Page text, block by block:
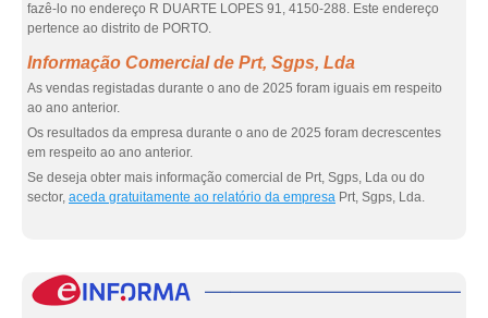
fazê-lo no endereço R DUARTE LOPES 91, 4150-288. Este endereço
pertence ao distrito de PORTO.
Informação Comercial de Prt, Sgps, Lda
As vendas registadas durante o ano de 2025 foram iguais em respeito
ao ano anterior.
Os resultados da empresa durante o ano de 2025 foram decrescentes
em respeito ao ano anterior.
Se deseja obter mais informação comercial de Prt, Sgps, Lda ou do
sector, aceda gratuitamente ao relatório da empresa Prt, Sgps, Lda.